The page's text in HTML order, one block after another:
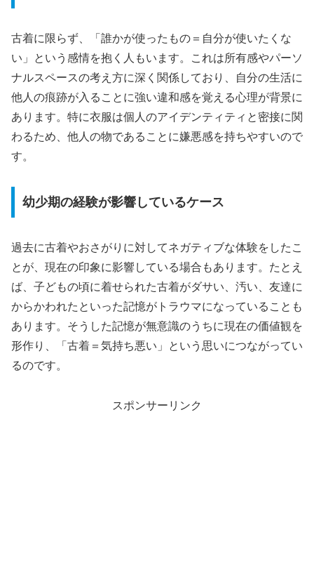
古着に限らず、「誰かが使ったもの＝自分が使いたくな
い」という感情を抱く人もいます。これは所有感やパーソ
ナルスペースの考え方に深く関係しており、自分の生活に
他人の痕跡が入ることに強い違和感を覚える心理が背景に
あります。特に衣服は個人のアイデンティティと密接に関
わるため、他人の物であることに嫌悪感を持ちやすいので
す。
幼少期の経験が影響しているケース
過去に古着やおさがりに対してネガティブな体験をしたこ
とが、現在の印象に影響している場合もあります。たとえ
ば、子どもの頃に着せられた古着がダサい、汚い、友達に
からかわれたといった記憶がトラウマになっていることも
あります。そうした記憶が無意識のうちに現在の価値観を
形作り、「古着＝気持ち悪い」という思いにつながってい
るのです。
スポンサーリンク